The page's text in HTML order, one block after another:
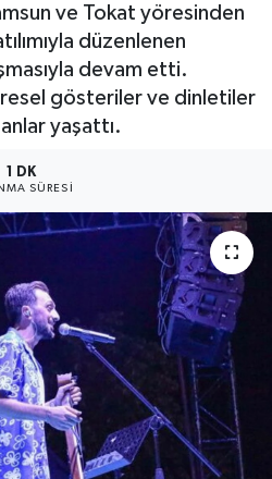
ve Tokat yöresinden
düzenlenen
devam etti.
gösteriler ve dinletiler
yaşattı.
1 DK
SÜRESI